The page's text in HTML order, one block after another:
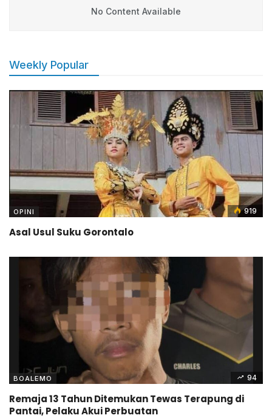
No Content Available
Weekly Popular
OPINI 919
Asal Usul Suku Gorontalo
BOALEMO 94
Remaja 13 Tahun Ditemukan Tewas Terapung di
Pantai, Pelaku Akui Perbuatan